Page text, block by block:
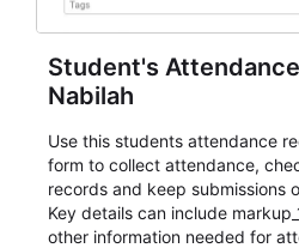
Student's
Nabilah
Use this students attendance
form to collect attendance,
records and keep submissions
Key details can include
other information needed for